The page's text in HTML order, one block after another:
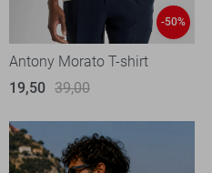
-50%
Antony Morato T-shirt
19,50 39,00